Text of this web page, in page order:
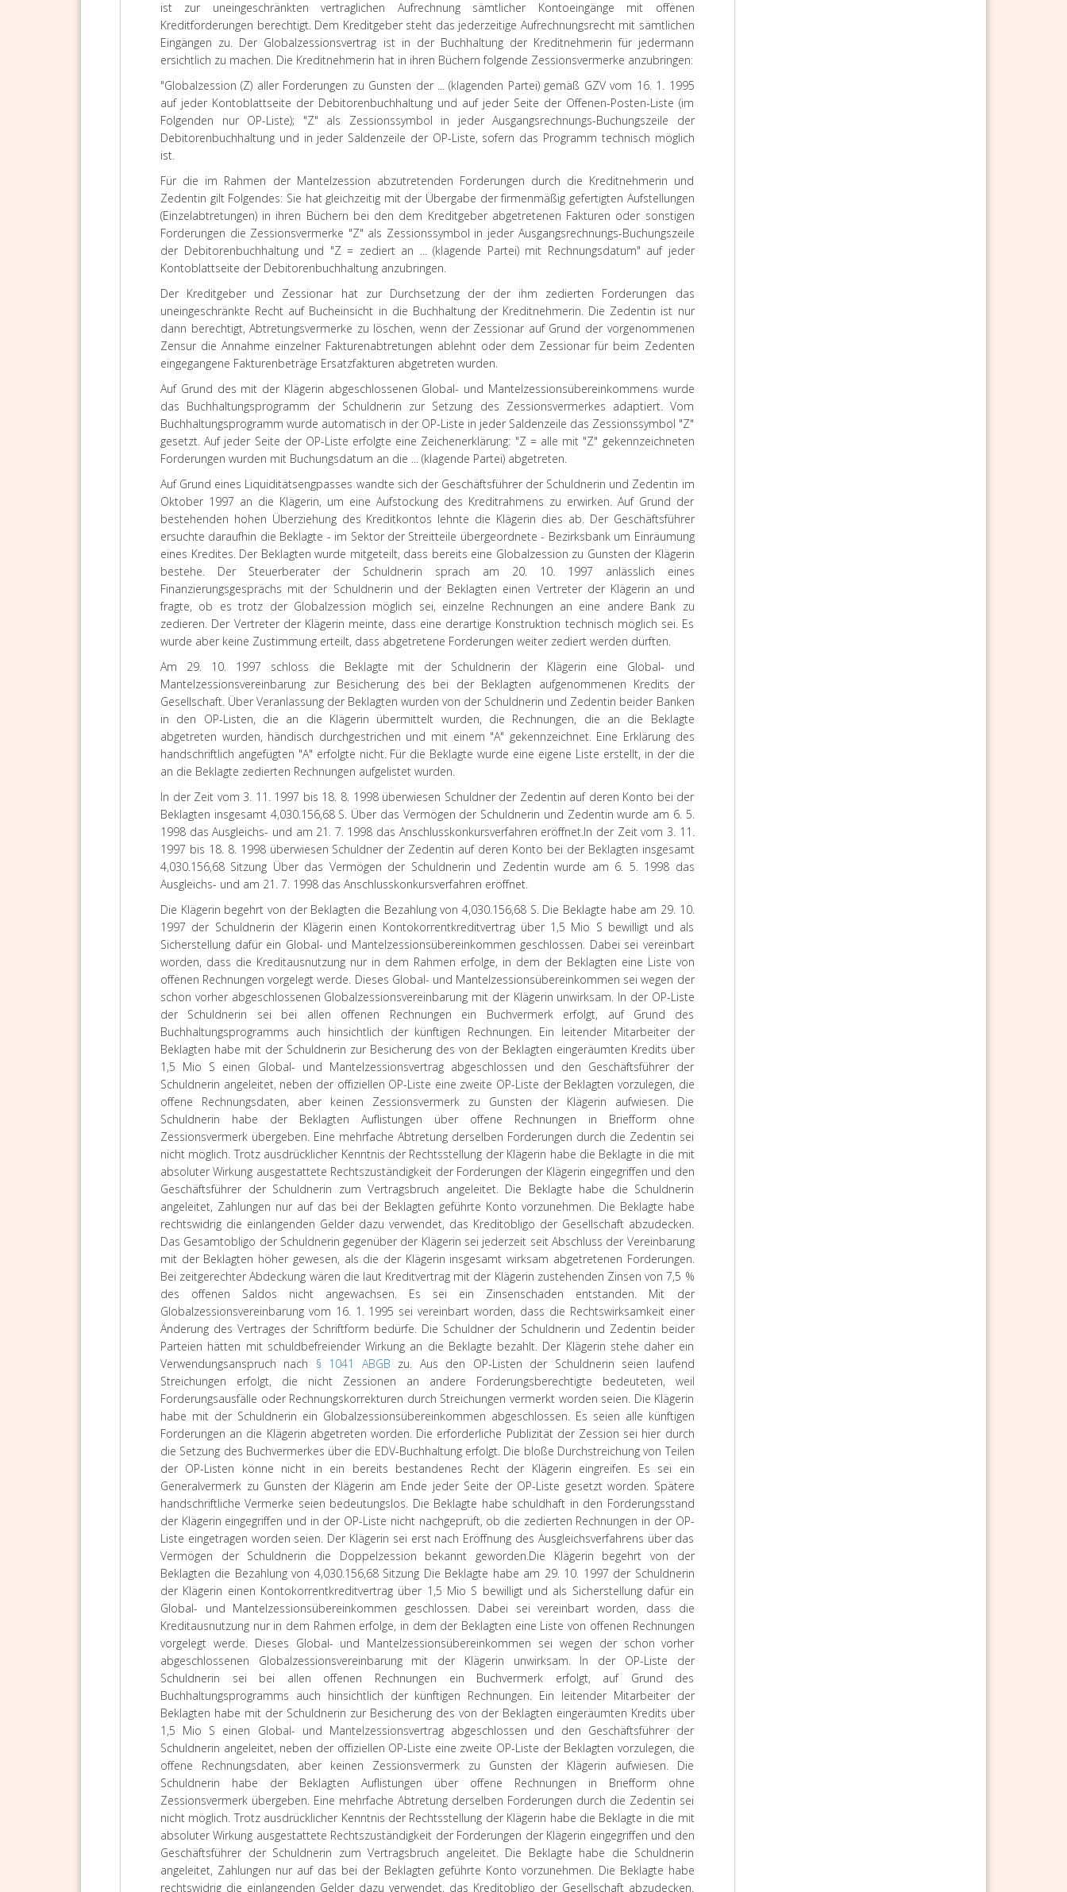
ist zur uneingeschränkten vertraglichen Aufrechnung sämtlicher Kontoeingänge mit offenen
Kreditforderungen berechtigt. Dem Kreditgeber steht das jederzeitige Aufrechnungsrecht mit sämtlichen
Eingängen zu. Der Globalzessionsvertrag ist in der Buchhaltung der Kreditnehmerin für jedermann
ersichtlich zu machen. Die Kreditnehmerin hat in ihren Büchern folgende Zessionsvermerke anzubringen:
"Globalzession (Z) aller Forderungen zu Gunsten der ... (klagenden Partei) gemäß GZV vom 16. 1. 1995
auf jeder Kontoblattseite der Debitorenbuchhaltung und auf jeder Seite der Offenen-Posten-Liste (im
Folgenden nur OP-Liste); "Z" als Zessionssymbol in jeder Ausgangsrechnungs-Buchungszeile der
Debitorenbuchhaltung und in jeder Saldenzeile der OP-Liste, sofern das Programm technisch möglich
ist.
Für die im Rahmen der Mantelzession abzutretenden Forderungen durch die Kreditnehmerin und
Zedentin gilt Folgendes: Sie hat gleichzeitig mit der Übergabe der firmenmäßig gefertigten Aufstellungen
(Einzelabtretungen) in ihren Büchern bei den dem Kreditgeber abgetretenen Fakturen oder sonstigen
Forderungen die Zessionsvermerke "Z" als Zessionssymbol in jeder Ausgangsrechnungs-Buchungszeile
der Debitorenbuchhaltung und "Z = zediert an ... (klagende Partei) mit Rechnungsdatum" auf jeder
Kontoblattseite der Debitorenbuchhaltung anzubringen.
Der Kreditgeber und Zessionar hat zur Durchsetzung der der ihm zedierten Forderungen das
uneingeschränkte Recht auf Bucheinsicht in die Buchhaltung der Kreditnehmerin. Die Zedentin ist nur
dann berechtigt, Abtretungsvermerke zu löschen, wenn der Zessionar auf Grund der vorgenommenen
Zensur die Annahme einzelner Fakturenabtretungen ablehnt oder dem Zessionar für beim Zedenten
eingegangene Fakturenbeträge Ersatzfakturen abgetreten wurden.
Auf Grund des mit der Klägerin abgeschlossenen Global- und Mantelzessionsübereinkommens wurde
das Buchhaltungsprogramm der Schuldnerin zur Setzung des Zessionsvermerkes adaptiert. Vom
Buchhaltungsprogramm wurde automatisch in der OP-Liste in jeder Saldenzeile das Zessionssymbol "Z"
gesetzt. Auf jeder Seite der OP-Liste erfolgte eine Zeichenerklärung: "Z = alle mit "Z" gekennzeichneten
Forderungen wurden mit Buchungsdatum an die ... (klagende Partei) abgetreten.
Auf Grund eines Liquiditätsengpasses wandte sich der Geschäftsführer der Schuldnerin und Zedentin im
Oktober 1997 an die Klägerin, um eine Aufstockung des Kreditrahmens zu erwirken. Auf Grund der
bestehenden hohen Überziehung des Kreditkontos lehnte die Klägerin dies ab. Der Geschäftsführer
ersuchte daraufhin die Beklagte - im Sektor der Streitteile übergeordnete - Bezirksbank um Einräumung
eines Kredites. Der Beklagten wurde mitgeteilt, dass bereits eine Globalzession zu Gunsten der Klägerin
bestehe. Der Steuerberater der Schuldnerin sprach am 20. 10. 1997 anlässlich eines
Finanzierungsgesprächs mit der Schuldnerin und der Beklagten einen Vertreter der Klägerin an und
fragte, ob es trotz der Globalzession möglich sei, einzelne Rechnungen an eine andere Bank zu
zedieren. Der Vertreter der Klägerin meinte, dass eine derartige Konstruktion technisch möglich sei. Es
wurde aber keine Zustimmung erteilt, dass abgetretene Forderungen weiter zediert werden dürften.
Am 29. 10. 1997 schloss die Beklagte mit der Schuldnerin der Klägerin eine Global- und
Mantelzessionsvereinbarung zur Besicherung des bei der Beklagten aufgenommenen Kredits der
Gesellschaft. Über Veranlassung der Beklagten wurden von der Schuldnerin und Zedentin beider Banken
in den OP-Listen, die an die Klägerin übermittelt wurden, die Rechnungen, die an die Beklagte
abgetreten wurden, händisch durchgestrichen und mit einem "A" gekennzeichnet. Eine Erklärung des
handschriftlich angefügten "A" erfolgte nicht. Für die Beklagte wurde eine eigene Liste erstellt, in der die
an die Beklagte zedierten Rechnungen aufgelistet wurden.
In der Zeit vom 3. 11. 1997 bis 18. 8. 1998 überwiesen Schuldner der Zedentin auf deren Konto bei der
Beklagten insgesamt 4,030.156,68 S. Über das Vermögen der Schuldnerin und Zedentin wurde am 6. 5.
1998 das Ausgleichs- und am 21. 7. 1998 das Anschlusskonkursverfahren eröffnet.In der Zeit vom 3. 11.
1997 bis 18. 8. 1998 überwiesen Schuldner der Zedentin auf deren Konto bei der Beklagten insgesamt
4,030.156,68 Sitzung Über das Vermögen der Schuldnerin und Zedentin wurde am 6. 5. 1998 das
Ausgleichs- und am 21. 7. 1998 das Anschlusskonkursverfahren eröffnet.
Die Klägerin begehrt von der Beklagten die Bezahlung von 4,030.156,68 S. Die Beklagte habe am 29. 10.
1997 der Schuldnerin der Klägerin einen Kontokorrentkreditvertrag über 1,5 Mio S bewilligt und als
Sicherstellung dafür ein Global- und Mantelzessionsübereinkommen geschlossen. Dabei sei vereinbart
worden, dass die Kreditausnutzung nur in dem Rahmen erfolge, in dem der Beklagten eine Liste von
offenen Rechnungen vorgelegt werde. Dieses Global- und Mantelzessionsübereinkommen sei wegen der
schon vorher abgeschlossenen Globalzessionsvereinbarung mit der Klägerin unwirksam. In der OP-Liste
der Schuldnerin sei bei allen offenen Rechnungen ein Buchvermerk erfolgt, auf Grund des
Buchhaltungsprogramms auch hinsichtlich der künftigen Rechnungen. Ein leitender Mitarbeiter der
Beklagten habe mit der Schuldnerin zur Besicherung des von der Beklagten eingeräumten Kredits über
1,5 Mio S einen Global- und Mantelzessionsvertrag abgeschlossen und den Geschäftsführer der
Schuldnerin angeleitet, neben der offiziellen OP-Liste eine zweite OP-Liste der Beklagten vorzulegen, die
offene Rechnungsdaten, aber keinen Zessionsvermerk zu Gunsten der Klägerin aufwiesen. Die
Schuldnerin habe der Beklagten Auflistungen über offene Rechnungen in Briefform ohne
Zessionsvermerk übergeben. Eine mehrfache Abtretung derselben Forderungen durch die Zedentin sei
nicht möglich. Trotz ausdrücklicher Kenntnis der Rechtsstellung der Klägerin habe die Beklagte in die mit
absoluter Wirkung ausgestattete Rechtszuständigkeit der Forderungen der Klägerin eingegriffen und den
Geschäftsführer der Schuldnerin zum Vertragsbruch angeleitet. Die Beklagte habe die Schuldnerin
angeleitet, Zahlungen nur auf das bei der Beklagten geführte Konto vorzunehmen. Die Beklagte habe
rechtswidrig die einlangenden Gelder dazu verwendet, das Kreditobligo der Gesellschaft abzudecken.
Das Gesamtobligo der Schuldnerin gegenüber der Klägerin sei jederzeit seit Abschluss der Vereinbarung
mit der Beklagten höher gewesen, als die der Klägerin insgesamt wirksam abgetretenen Forderungen.
Bei zeitgerechter Abdeckung wären die laut Kreditvertrag mit der Klägerin zustehenden Zinsen von 7,5 %
des offenen Saldos nicht angewachsen. Es sei ein Zinsenschaden entstanden. Mit der
Globalzessionsvereinbarung vom 16. 1. 1995 sei vereinbart worden, dass die Rechtswirksamkeit einer
Änderung des Vertrages der Schriftform bedürfe. Die Schuldner der Schuldnerin und Zedentin beider
Parteien hätten mit schuldbefreiender Wirkung an die Beklagte bezahlt. Der Klägerin stehe daher ein
Verwendungsanspruch nach § 1041 ABGB zu. Aus den OP-Listen der Schuldnerin seien laufend
Streichungen erfolgt, die nicht Zessionen an andere Forderungsberechtigte bedeuteten, weil
Forderungsausfälle oder Rechnungskorrekturen durch Streichungen vermerkt worden seien. Die Klägerin
habe mit der Schuldnerin ein Globalzessionsübereinkommen abgeschlossen. Es seien alle künftigen
Forderungen an die Klägerin abgetreten worden. Die erforderliche Publizität der Zession sei hier durch
die Setzung des Buchvermerkes über die EDV-Buchhaltung erfolgt. Die bloße Durchstreichung von Teilen
der OP-Listen könne nicht in ein bereits bestandenes Recht der Klägerin eingreifen. Es sei ein
Generalvermerk zu Gunsten der Klägerin am Ende jeder Seite der OP-Liste gesetzt worden. Spätere
handschriftliche Vermerke seien bedeutungslos. Die Beklagte habe schuldhaft in den Forderungsstand
der Klägerin eingegriffen und in der OP-Liste nicht nachgeprüft, ob die zedierten Rechnungen in der OP-
Liste eingetragen worden seien. Der Klägerin sei erst nach Eröffnung des Ausgleichsverfahrens über das
Vermögen der Schuldnerin die Doppelzession bekannt geworden.Die Klägerin begehrt von der
Beklagten die Bezahlung von 4,030.156,68 Sitzung Die Beklagte habe am 29. 10. 1997 der Schuldnerin
der Klägerin einen Kontokorrentkreditvertrag über 1,5 Mio S bewilligt und als Sicherstellung dafür ein
Global- und Mantelzessionsübereinkommen geschlossen. Dabei sei vereinbart worden, dass die
Kreditausnutzung nur in dem Rahmen erfolge, in dem der Beklagten eine Liste von offenen Rechnungen
vorgelegt werde. Dieses Global- und Mantelzessionsübereinkommen sei wegen der schon vorher
abgeschlossenen Globalzessionsvereinbarung mit der Klägerin unwirksam. In der OP-Liste der
Schuldnerin sei bei allen offenen Rechnungen ein Buchvermerk erfolgt, auf Grund des
Buchhaltungsprogramms auch hinsichtlich der künftigen Rechnungen. Ein leitender Mitarbeiter der
Beklagten habe mit der Schuldnerin zur Besicherung des von der Beklagten eingeräumten Kredits über
1,5 Mio S einen Global- und Mantelzessionsvertrag abgeschlossen und den Geschäftsführer der
Schuldnerin angeleitet, neben der offiziellen OP-Liste eine zweite OP-Liste der Beklagten vorzulegen, die
offene Rechnungsdaten, aber keinen Zessionsvermerk zu Gunsten der Klägerin aufwiesen. Die
Schuldnerin habe der Beklagten Auflistungen über offene Rechnungen in Briefform ohne
Zessionsvermerk übergeben. Eine mehrfache Abtretung derselben Forderungen durch die Zedentin sei
nicht möglich. Trotz ausdrücklicher Kenntnis der Rechtsstellung der Klägerin habe die Beklagte in die mit
absoluter Wirkung ausgestattete Rechtszuständigkeit der Forderungen der Klägerin eingegriffen und den
Geschäftsführer der Schuldnerin zum Vertragsbruch angeleitet. Die Beklagte habe die Schuldnerin
angeleitet, Zahlungen nur auf das bei der Beklagten geführte Konto vorzunehmen. Die Beklagte habe
rechtswidrig die einlangenden Gelder dazu verwendet, das Kreditobligo der Gesellschaft abzudecken.